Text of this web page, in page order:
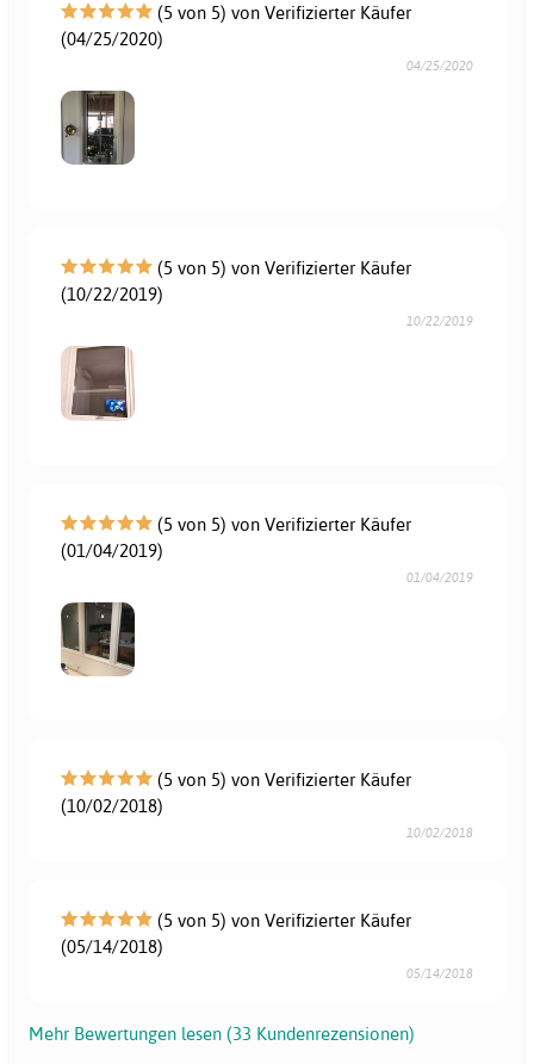
(5 von 5) von Verifizierter Käufer
(04/25/2020)
04/25/2020
(5 von 5) von Verifizierter Käufer
(10/22/2019)
10/22/2019
(5 von 5) von Verifizierter Käufer
(01/04/2019)
01/04/2019
(5 von 5) von Verifizierter Käufer
(10/02/2018)
10/02/2018
(5 von 5) von Verifizierter Käufer
(05/14/2018)
05/14/2018
Mehr Bewertungen lesen (33 Kundenrezensionen)